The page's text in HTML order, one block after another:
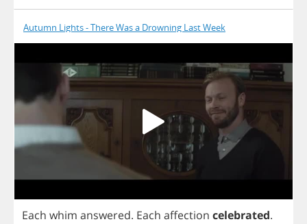
Autumn Lights - There Was a Drowning Last Week
Each whim answered. Each affection celebrated.